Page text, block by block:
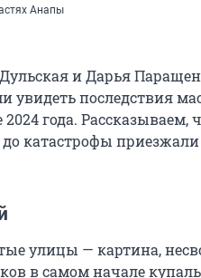
Анапы
и Дарья
увидеть последствия
года. Рассказываем,
до катастрофы
улицы — картина,
в самом начале